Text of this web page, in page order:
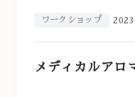
ワークショップ
メディカルアロ